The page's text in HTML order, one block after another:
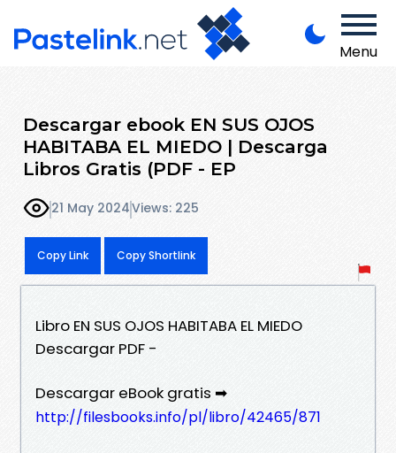
Menu
Descargar ebook EN SUS OJOS
HABITABA EL MIEDO | Descarga
Libros Gratis (PDF - EP
21 May 2024Views: 225
Copy Link Copy Shortlink
Libro EN SUS OJOS HABITABA EL MIEDO
Descargar PDF -
Descargar eBook gratis ➡
http://filesbooks.info/pl/libro/42465/871